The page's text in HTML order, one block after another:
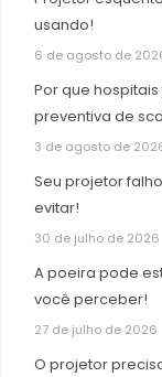
usando!
6 de agosto de
Por que
preventiva de
3 de agosto de
Seu projetor
evitar!
30 de julho de 2026
A poeira pode
você perceber!
27 de julho de 2026
O projetor